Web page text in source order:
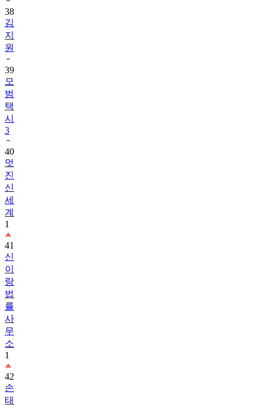
38
김
지
원
39
모
범
택
시
3
40
멋
진
신
세
계
1
41
신
이
랑
법
률
사
무
소
1
42
손
태